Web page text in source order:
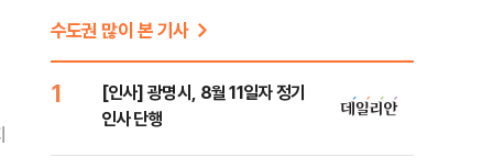
수도권 많이 본 기사
1
[인사] 광명시, 8월 11일자 정기
인사 단행